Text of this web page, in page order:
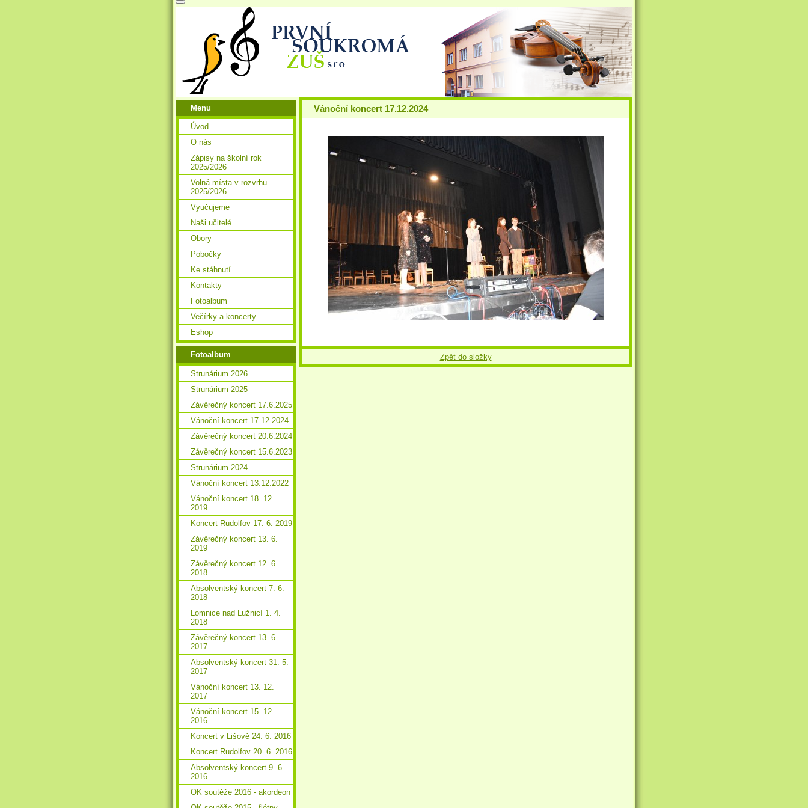
Vánoční koncert 17.12.2024
Zpět do složky
Menu
Úvod
O nás
Zápisy na školní rok
2025/2026
Volná místa v rozvrhu
2025/2026
Vyučujeme
Naši učitelé
Obory
Pobočky
Ke stáhnutí
Kontakty
Fotoalbum
Večírky a koncerty
Eshop
Fotoalbum
Strunárium 2026
Strunárium 2025
Závěrečný koncert 17.6.2025
Vánoční koncert 17.12.2024
Závěrečný koncert 20.6.2024
Závěrečný koncert 15.6.2023
Strunárium 2024
Vánoční koncert 13.12.2022
Vánoční koncert 18. 12.
2019
Koncert Rudolfov 17. 6. 2019
Závěrečný koncert 13. 6.
2019
Závěrečný koncert 12. 6.
2018
Absolventský koncert 7. 6.
2018
Lomnice nad Lužnicí 1. 4.
2018
Závěrečný koncert 13. 6.
2017
Absolventský koncert 31. 5.
2017
Vánoční koncert 13. 12.
2017
Vánoční koncert 15. 12.
2016
Koncert v Lišově 24. 6. 2016
Koncert Rudolfov 20. 6. 2016
Absolventský koncert 9. 6.
2016
OK soutěže 2016 - akordeon